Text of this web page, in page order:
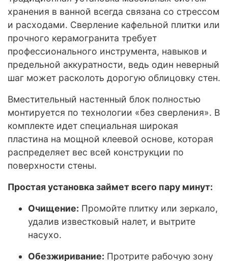
хранения в ванной всегда связана со стрессом
и расходами. Сверление кафельной плитки или
прочного керамогранита требует
профессионального инструмента, навыков и
предельной аккуратности, ведь один неверный
шаг может расколоть дорогую облицовку стен.
Вместительный настенный блок полностью
монтируется по технологии «без сверления». В
комплекте идет специальная широкая
пластина на мощной клеевой основе, которая
распределяет вес всей конструкции по
поверхности стены.
Простая установка займет всего пару минут:
Очищение: Промойте плитку или зеркало,
удалив известковый налет, и вытрите
насухо.
Обезжиривание: Протрите рабочую зону